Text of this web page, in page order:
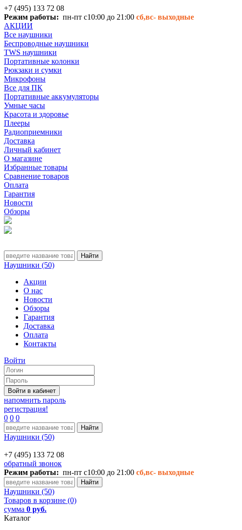
+7 (495) 133 72 08
Режим работы: пн-пт с10:00 до 21:00 сб,вс- выходные
АКЦИИ
Все наушники
Беспроводные наушники
TWS наушники
Портативные колонки
Рюкзаки и сумки
Микрофоны
Все для ПК
Портативные аккумуляторы
Умные часы
Красота и здоровье
Плееры
Радиоприемники
Доставка
Личный кабинет
О магазине
Избранные товары
Сравнение товаров
Оплата
Гарантия
Новости
Обзоры
Наушники (50)
Акции
О нас
Новости
Обзоры
Гарантия
Доставка
Оплата
Контакты
Войти
напомнить пароль
регистрация!
0 0 0
Наушники (50)
+7 (495) 133 72 08
обратный звонок
Режим работы: пн-пт с10:00 до 21:00 сб,вс- выходные
Наушники (50)
Товаров в корзине (0)
сумма 0 руб.
Каталог